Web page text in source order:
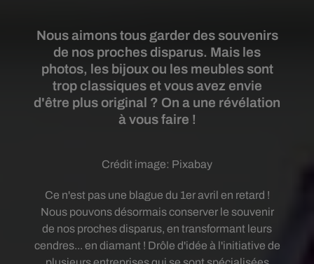
Nous aimons tous garder des souvenirs
de nos proches disparus. Mais les
photos, les bijoux ou les meubles sont
trop classiques et vous avez envie
d'être plus original ? On a une révélation
à vous faire !
Crédit image: Pixabay
Ce n'est pas une blague du 1er avril en retard !
Nous pouvons désormais conserver le souvenir
de nos proches disparus, en transformant leurs
cendres... en diamant ! Drôle d'idée à l'initiative de